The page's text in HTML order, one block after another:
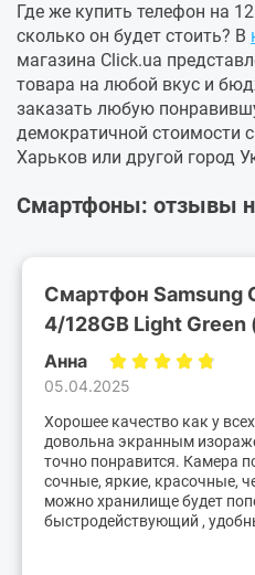
Где же купить телефон на
сколько он будет стоить? В
магазина Click.ua
товара на любой вкус и
заказать любую
демократичной стоимости
Харьков или другой город
Смартфоны: отзывы
Смартфон Samsung
4/128GB Light Green
Анна
05.04.2025
Хорошее качество как у
довольна экранным
точно понравится. Камера
сочные, яркие, красочные,
можно хранилище будет
быстродействующий ,